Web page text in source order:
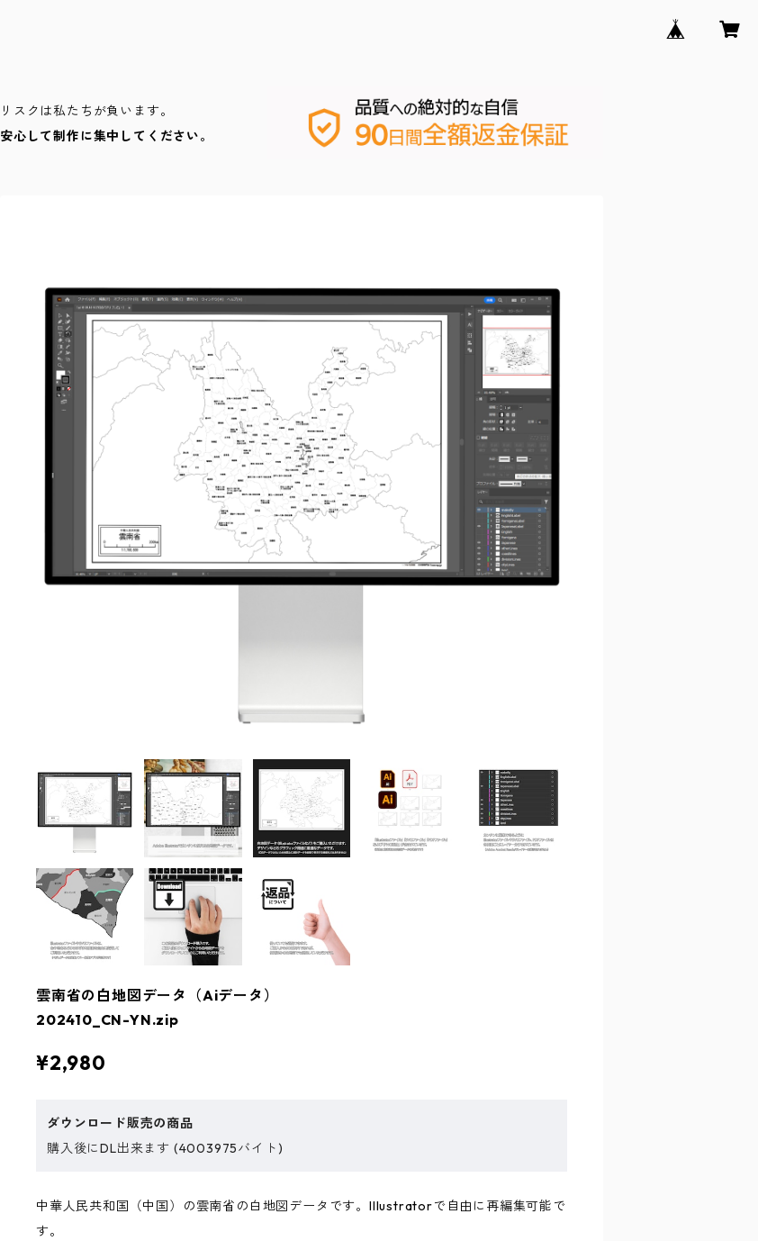
リスクは私たちが負います。
安心して制作に集中してください。
雲南省の白地図データ（Aiデータ）
202410_CN-YN.zip
¥2,980
ダウンロード販売の商品
購入後にDL出来ます (4003975バイト)
中華人民共和国（中国）の雲南省の白地図データです。Illustratorで自由に再編集可能で
す。